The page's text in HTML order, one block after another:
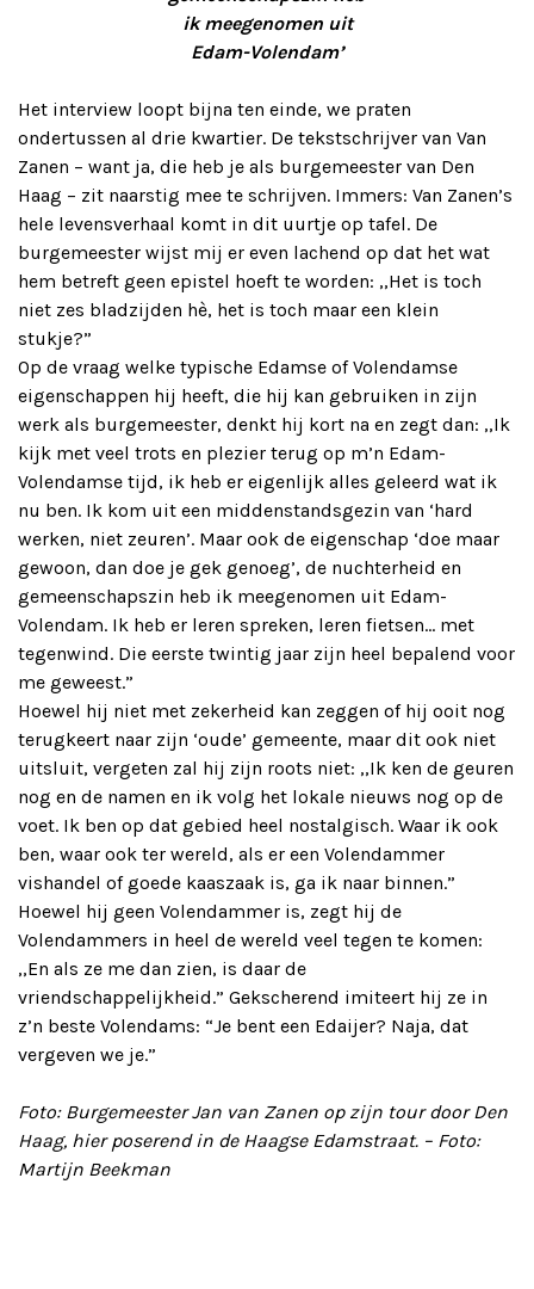
ik meegenomen uit
Edam-Volendam’
Het interview loopt bijna ten einde, we praten
ondertussen al drie kwartier. De tekstschrijver van Van
Zanen – want ja, die heb je als burgemeester van Den
Haag – zit naarstig mee te schrijven. Immers: Van Zanen’s
hele levensverhaal komt in dit uurtje op tafel. De
burgemeester wijst mij er even lachend op dat het wat
hem betreft geen epistel hoeft te worden: ,,Het is toch
niet zes bladzijden hè, het is toch maar een klein
stukje?”
Op de vraag welke typische Edamse of Volendamse
eigenschappen hij heeft, die hij kan gebruiken in zijn
werk als burgemeester, denkt hij kort na en zegt dan: ,,Ik
kijk met veel trots en plezier terug op m’n Edam-
Volendamse tijd, ik heb er eigenlijk alles geleerd wat ik
nu ben. Ik kom uit een middenstandsgezin van ‘hard
werken, niet zeuren’. Maar ook de eigenschap ‘doe maar
gewoon, dan doe je gek genoeg’, de nuchterheid en
gemeenschapszin heb ik meegenomen uit Edam-
Volendam. Ik heb er leren spreken, leren fietsen… met
tegenwind. Die eerste twintig jaar zijn heel bepalend voor
me geweest.”
Hoewel hij niet met zekerheid kan zeggen of hij ooit nog
terugkeert naar zijn ‘oude’ gemeente, maar dit ook niet
uitsluit, vergeten zal hij zijn roots niet: ,,Ik ken de geuren
nog en de namen en ik volg het lokale nieuws nog op de
voet. Ik ben op dat gebied heel nostalgisch. Waar ik ook
ben, waar ook ter wereld, als er een Volendammer
vishandel of goede kaaszaak is, ga ik naar binnen.”
Hoewel hij geen Volendammer is, zegt hij de
Volendammers in heel de wereld veel tegen te komen:
,,En als ze me dan zien, is daar de
vriendschappelijkheid.” Gekscherend imiteert hij ze in
z’n beste Volendams: “Je bent een Edaijer? Naja, dat
vergeven we je.”
Foto: Burgemeester Jan van Zanen op zijn tour door Den
Haag, hier poserend in de Haagse Edamstraat. – Foto:
Martijn Beekman